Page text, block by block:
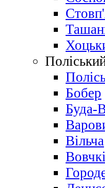
Бобер
Буда-
Вільча